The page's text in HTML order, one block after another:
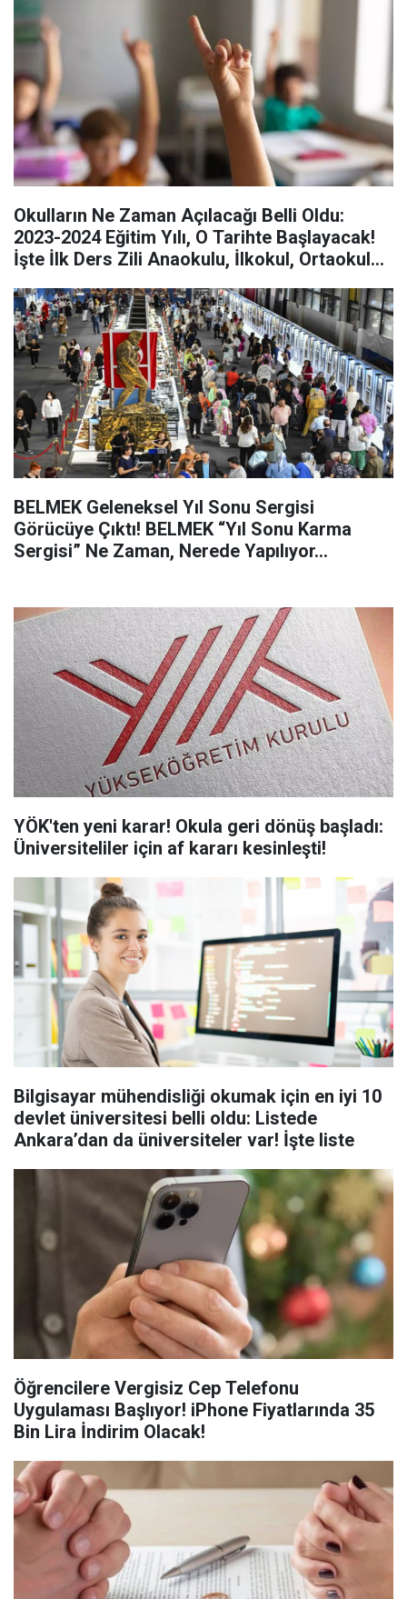
Okulların Ne Zaman Açılacağı Belli Oldu:
2023-2024 Eğitim Yılı, O Tarihte Başlayacak!
İşte İlk Ders Zili Anaokulu, İlkokul, Ortaokul
BELMEK Geleneksel Yıl Sonu Sergisi
Görücüye Çıktı! BELMEK “Yıl Sonu Karma
Sergisi” Ne Zaman, Nerede Yapılıyor...
YÖK'ten yeni karar! Okula geri dönüş başladı:
Üniversiteliler için af kararı kesinleşti!
Bilgisayar mühendisliği okumak için en iyi 10
devlet üniversitesi belli oldu: Listede
Ankara’dan da üniversiteler var! İşte liste
Öğrencilere Vergisiz Cep Telefonu
Uygulaması Başlıyor! iPhone Fiyatlarında 35
Bin Lira İndirim Olacak!